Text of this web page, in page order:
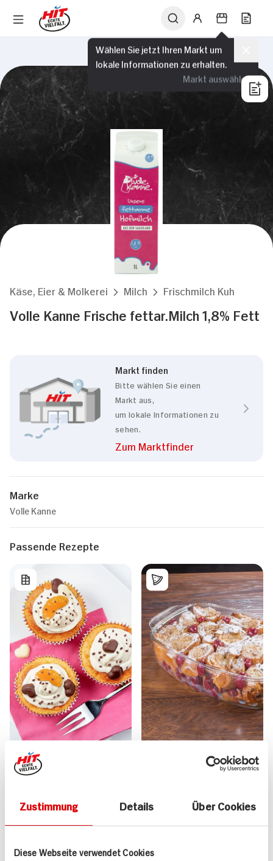
Zustimmung Details Über Cookies
Diese Webseite verwendet Cookies
Wählen Sie jetzt Ihren Markt um
lokale Informationen zu erhalten.
Markt auswählen
Käse, Eier & Molkerei Milch Frischmilch Kuh
Volle Kanne Frische fettar.Milch 1,8% Fett
Markt finden
Bitte wählen Sie einen
Markt aus,
um lokale Informationen zu
sehen.
Zum Marktfinder
Marke
Volle Kanne
Passende Rezepte
Mandarinen-Cupcakes
12 Stück
60 min
Vegetarisch
Kirschmichel mit